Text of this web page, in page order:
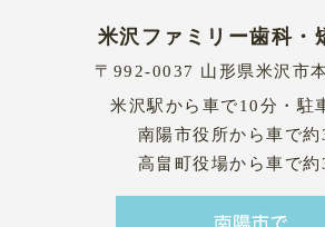
米沢ファミリー歯科・
〒992-0037 山形県米沢市
米沢駅から車で10分・駐
南陽市役所から車で約
高畠町役場から車で約